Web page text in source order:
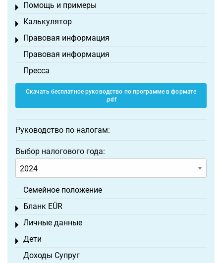
Помощь и примеры
Toggle menu
Калькулятор
Toggle menu
Правовая информация
Toggle menu
Правовая информация
Пресса
Скачать бесплатное руководство по программе в формате
.pdf
Руководство по налогам:
Выбор налогового года:
Семейное положение
Бланк EÜR
Toggle menu
Личные данные
Toggle menu
Дети
Toggle menu
Доходы Супруг